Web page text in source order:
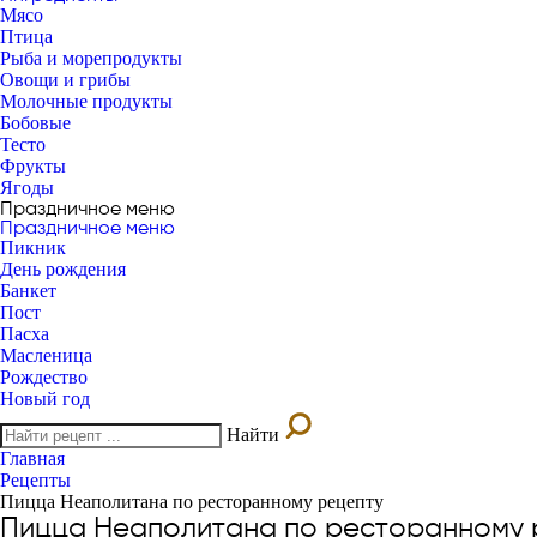
Мясо
Птица
Рыба и морепродукты
Овощи и грибы
Молочные продукты
Бобовые
Тесто
Фрукты
Ягоды
Праздничное меню
Праздничное меню
Пикник
День рождения
Банкет
Пост
Пасха
Масленица
Рождество
Новый год
Найти
Главная
Рецепты
Пицца Неаполитана по ресторанному рецепту
Пицца Неаполитана по ресторанному